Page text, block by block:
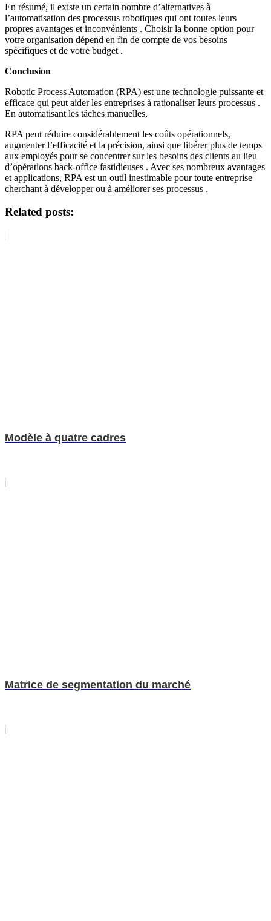
En résumé, il existe un certain nombre d’alternatives à
l’automatisation des processus robotiques qui ont toutes leurs
propres avantages et inconvénients . Choisir la bonne option pour
votre organisation dépend en fin de compte de vos besoins
spécifiques et de votre budget .
Conclusion
Robotic Process Automation (RPA) est une technologie puissante et
efficace qui peut aider les entreprises à rationaliser leurs processus .
En automatisant les tâches manuelles,
RPA peut réduire considérablement les coûts opérationnels,
augmenter l’efficacité et la précision, ainsi que libérer plus de temps
aux employés pour se concentrer sur les besoins des clients au lieu
d’opérations back-office fastidieuses . Avec ses nombreux avantages
et applications, RPA est un outil inestimable pour toute entreprise
cherchant à développer ou à améliorer ses processus .
Related posts:
Modèle à quatre cadres
Matrice de segmentation du marché